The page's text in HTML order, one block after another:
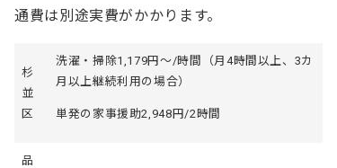
通費は別途実費がかかります。
杉
並
区
洗濯・掃除1,179円～/時間（月4時間以上、3カ
月以上継続利用の場合）
単発の家事援助2,948円/2時間
品